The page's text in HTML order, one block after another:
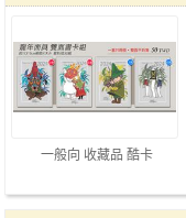
一般向 收藏品 酷卡